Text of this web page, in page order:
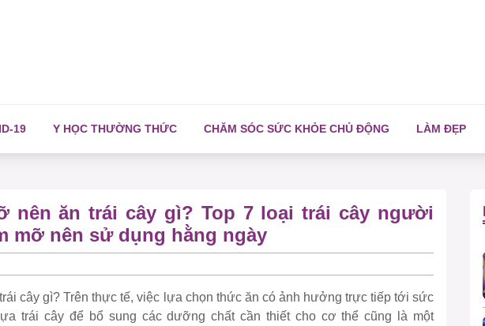
19 Y HỌC THƯỜNG THỨC CHĂM SÓC SỨC KHỎE CHỦ ĐỘNG LÀM ĐẸP
nên ăn trái cây gì? Top 7 loại trái cây người
mỡ nên sử dụng hằng ngày
cây gì? Trên thực tế, việc lựa chọn thức ăn có ảnh hưởng trực tiếp tới sức
trái cây để bổ sung các dưỡng chất cần thiết cho cơ thể cũng là một